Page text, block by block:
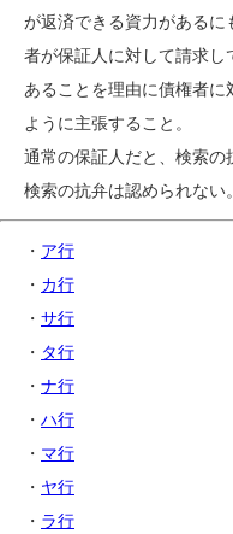
が返済できる資力がある
者が保証人に対して請求
あることを理由に債権者
ように主張すること。
通常の保証人だと、検索の
検索の抗弁は認められない。
・ ア行
・ カ行
・ サ行
・ タ行
・ ナ行
・ ハ行
・ マ行
・ ヤ行
・ ラ行